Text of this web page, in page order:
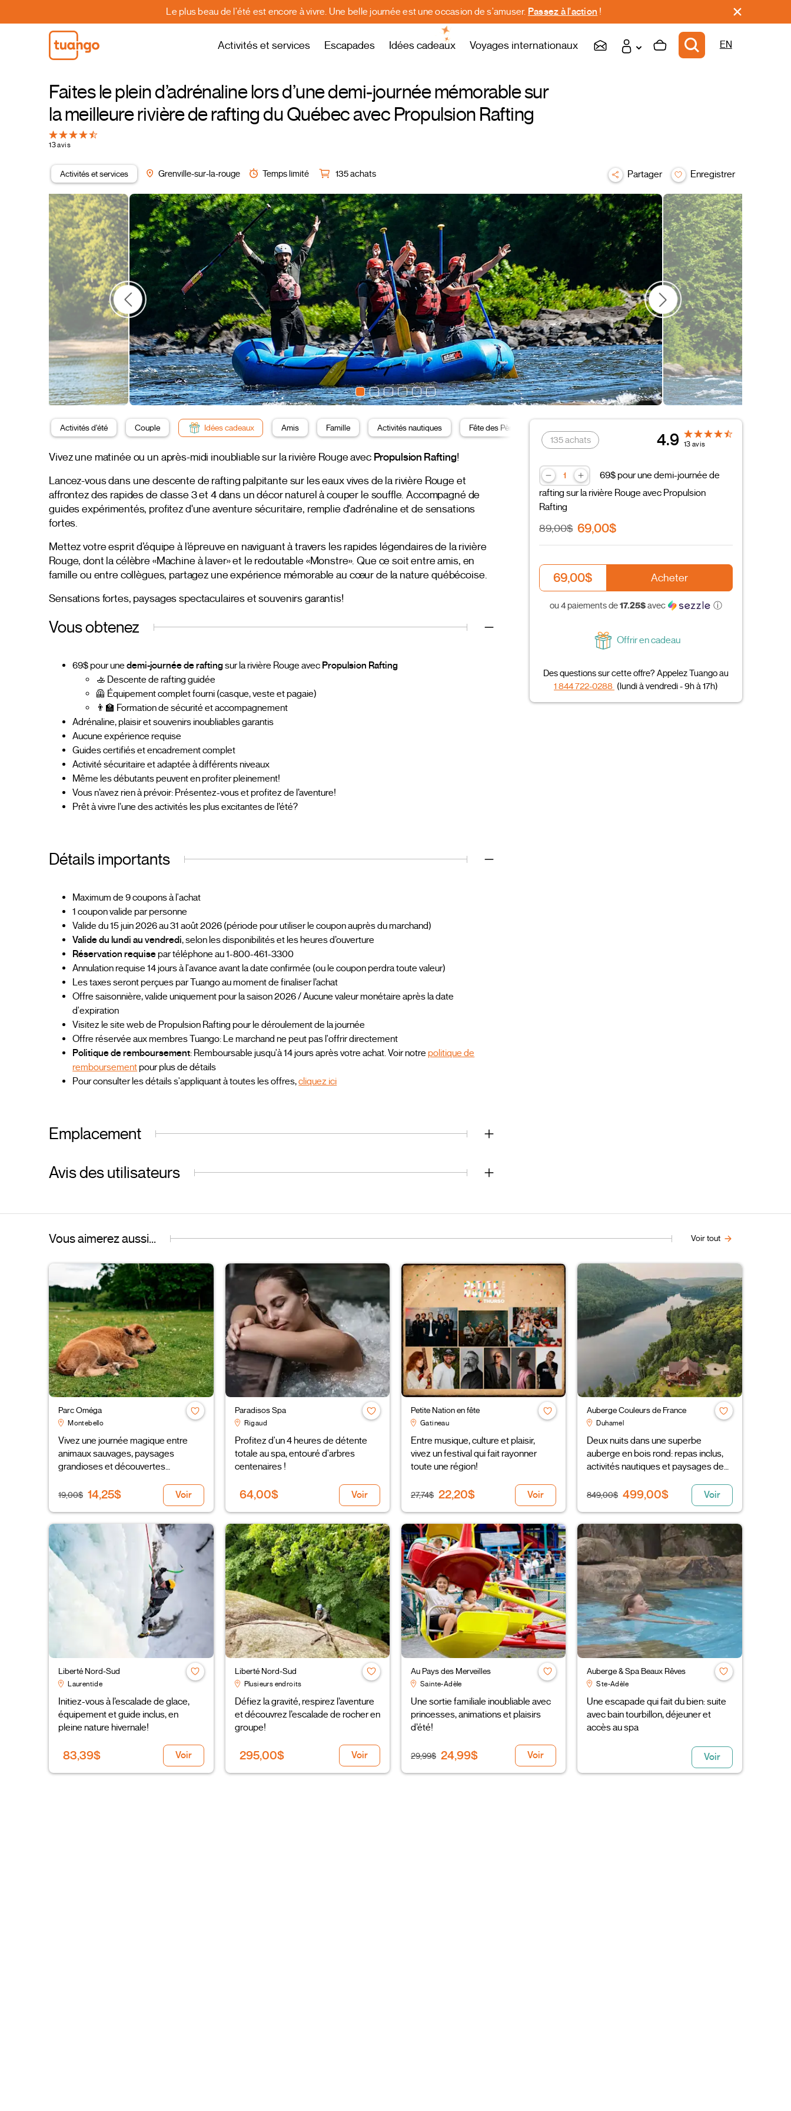
Le plus beau de l'été est encore à vivre. Une belle journée est une occasion de s'amuser. Passez à l'action !
Activités et services Escapades Idées cadeaux Voyages internationaux EN
Partager Enregistrer
Faites le plein d’adrénaline lors d’une demi-journée mémorable sur
la meilleure rivière de rafting du Québec avec Propulsion Rafting
13 avis
Activités et services Grenville-sur-la-rouge Temps limité 135 achats
135 achats 4.9 13 avis
69$ pour une demi-journée de
rafting sur la rivière Rouge avec Propulsion
Rafting
89,00$ 69,00$
69,00$ Acheter
ou 4 paiements de17.25$avec ⓘ
Offrir en cadeau
Des questions sur cette offre? Appelez Tuango au
1 844 722-0288 (lundi à vendredi - 9h à 17h)
Activités d'été Couple Idées cadeaux Amis Famille Activités nautiques Fête des Pères
Vivez une matinée ou un après-midi inoubliable sur la rivière Rouge avec Propulsion Rafting!
Lancez-vous dans une descente de rafting palpitante sur les eaux vives de la rivière Rouge et
affrontez des rapides de classe 3 et 4 dans un décor naturel à couper le souffle. Accompagné de
guides expérimentés, profitez d'une aventure sécuritaire, remplie d'adrénaline et de sensations
fortes.
Mettez votre esprit d’équipe à l’épreuve en naviguant à travers les rapides légendaires de la rivière
Rouge, dont la célèbre «Machine à laver» et le redoutable «Monstre». Que ce soit entre amis, en
famille ou entre collègues, partagez une expérience mémorable au cœur de la nature québécoise.
Sensations fortes, paysages spectaculaires et souvenirs garantis!
Vous obtenez
69$ pour unedemi-journée de raftingsur la rivière Rouge avec Propulsion Rafting
🚣 Descente de rafting guidée
🦺 Équipement complet fourni (casque, veste et pagaie)
👨‍🏫 Formation de sécurité et accompagnement
Adrénaline, plaisir et souvenirs inoubliables garantis
Aucune expérience requise
Guides certifiés et encadrement complet
Activité sécuritaire et adaptée à différents niveaux
Même les débutants peuvent en profiter pleinement!
Vous n’avez rien à prévoir: Présentez-vous et profitez de l’aventure!
Prêt à vivre l’une des activités les plus excitantes de l’été?
Détails importants
Maximum de 9 coupons à l'achat
1 coupon valide par personne
Valide du 15 juin 2026 au 31 août 2026 (période pour utiliser le coupon auprès du marchand)
Valide du lundi au vendredi, selon les disponibilités et les heures d’ouverture
Réservation requisepar téléphone au 1-800-461-3300
Annulation requise 14 jours à l'avance avant la date confirmée (ou le coupon perdra toute valeur)
Les taxes seront perçues par Tuango au moment de finaliser l’achat
Offre saisonnière, valide uniquement pour la saison 2026 / Aucune valeur monétaire après la date
d'expiration
Visitez le site web de Propulsion Rafting pour le déroulement de la journée
Offre réservée aux membres Tuango: Le marchand ne peut pas l'offrir directement
Politique de remboursement: Remboursable jusqu'à 14 jours après votre achat. Voir notrepolitique de
remboursementpour plus de détails
Pour consulter les détails s'appliquant à toutes les offres,cliquez ici
Emplacement
Avis des utilisateurs
Vous aimerez aussi... Voir tout
Parc Oméga
Montebello
Vivez une journée magique entre
animaux sauvages, paysages
grandioses et découvertes
19,00$ 14,25$ Voir
Paradisos Spa
Rigaud
Profitez d'un 4 heures de détente
totale au spa, entouré d'arbres
centenaires !
64,00$ Voir
Petite Nation en fête
Gatineau
Entre musique, culture et plaisir,
vivez un festival qui fait rayonner
toute une région!
27,74$ 22,20$ Voir
Auberge Couleurs de France
Duhamel
Deux nuits dans une superbe
auberge en bois rond: repas inclus,
activités nautiques et paysages de
849,00$ 499,00$ Voir
Liberté Nord-Sud
Laurentide
Initiez-vous à l’escalade de glace,
équipement et guide inclus, en
pleine nature hivernale!
83,39$ Voir
Liberté Nord-Sud
Plusieurs endroits
Défiez la gravité, respirez l’aventure
et découvrez l’escalade de rocher en
groupe!
295,00$ Voir
Au Pays des Merveilles
Sainte-Adèle
Une sortie familiale inoubliable avec
princesses, animations et plaisirs
d’été!
29,99$ 24,99$ Voir
Auberge & Spa Beaux Rêves
Ste-Adèle
Une escapade qui fait du bien: suite
avec bain tourbillon, déjeuner et
accès au spa
Voir